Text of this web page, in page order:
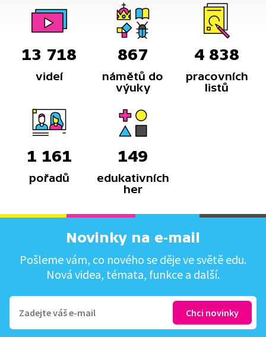
13 718
videí
867
námětů do
výuky
4 838
pracovních
listů
1 161
pořadů
149
edukativních
her
Novinky na e-mail
Pošleme vám, co nového se děje ve světě edu.
Nová videa, témata, funkce a další.